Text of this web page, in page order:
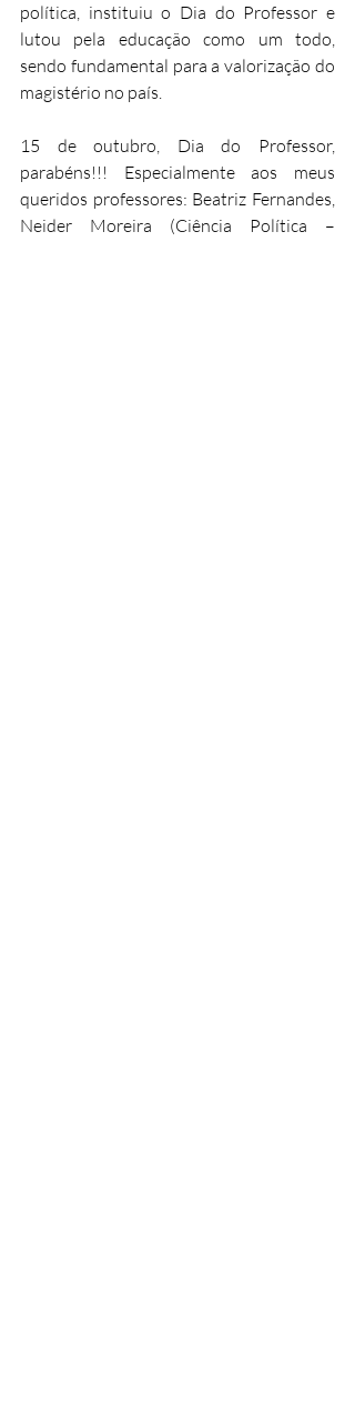
política, instituiu o Dia do Professor e
lutou pela educação como um todo,
sendo fundamental para a valorização do
magistério no país.
15 de outubro, Dia do Professor,
parabéns!!! Especialmente aos meus
queridos professores: Beatriz Fernandes,
Neider Moreira (Ciência Política –